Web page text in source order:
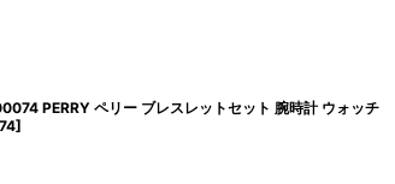
PERRY ペリー ブレスレットセット 腕時計 ウォッチ
]